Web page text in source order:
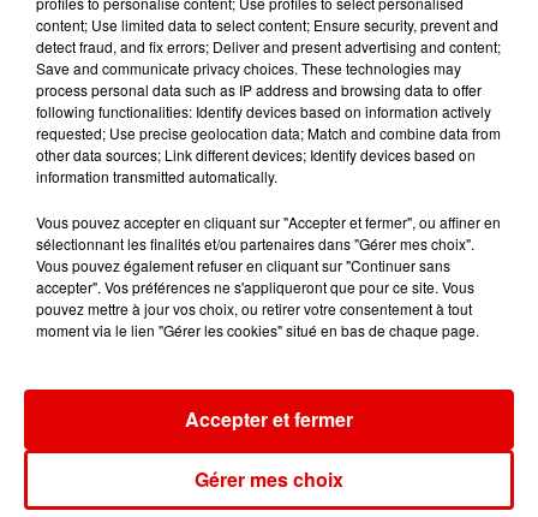
L'ACTU DES ARDENNES
content; Use limited data to select content; Ensure security, prevent and
detect fraud, and fix errors; Deliver and present advertising and content;
Save and communicate privacy choices. These technologies may
process personal data such as IP address and browsing data to offer
following functionalities: Identify devices based on information actively
requested; Use precise geolocation data; Match and combine data from
other data sources; Link different devices; Identify devices based on
information transmitted automatically.
Vous pouvez accepter en cliquant sur "Accepter et fermer", ou affiner en
sélectionnant les finalités et/ou partenaires dans "Gérer mes choix".
Vous pouvez également refuser en cliquant sur "Continuer sans
accepter". Vos préférences ne s'appliqueront que pour ce site. Vous
pouvez mettre à jour vos choix, ou retirer votre consentement à tout
moment via le lien "Gérer les cookies" situé en bas de chaque page.
Gérer mes choix
Accepter et fermer